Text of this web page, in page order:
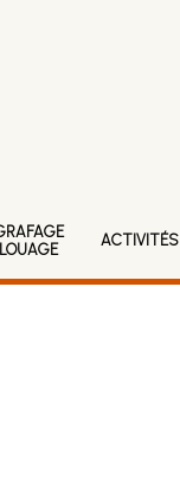
ACTIVITÉS